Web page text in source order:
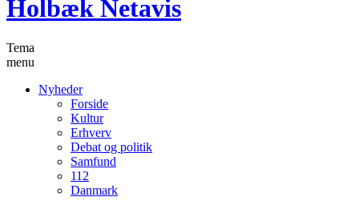
Holbæk Netavis
Tema
menu
Nyheder
Forside
Kultur
Erhverv
Debat og politik
Samfund
112
Danmark